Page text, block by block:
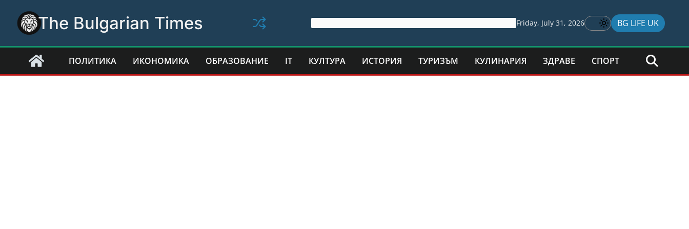
content
The Bulgarian Times Friday, July 31, 2026 BG LIFE UK
ПОЛИТИКА ИКОНОМИКА ОБРАЗОВАНИЕ IT КУЛТУРА ИСТОРИЯ ТУРИЗЪМ КУЛИНАРИЯ ЗДРАВЕ СПОРТ